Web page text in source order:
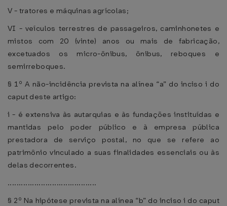
V - tratores e máquinas agrícolas;
VI - veículos terrestres de passageiros, caminhonetes e
mistos com 20 (vinte) anos ou mais de fabricação,
excetuados os micro-ônibus, ônibus, reboques e
semirreboques.
§ 1º A não-incidência prevista na alínea “a” do inciso i do
caput deste artigo:
i - é extensiva às autarquias e às fundações instituídas e
mantidas pelo poder público e à empresa pública
prestadora de serviço postal, no que se refere ao
patrimônio vinculado a suas finalidades essenciais ou às
delas decorrentes.
........................................
§ 2º Na hipótese prevista na alínea “b” do inciso i do caput